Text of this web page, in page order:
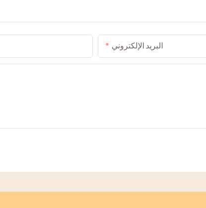
البريد الإلكتروني